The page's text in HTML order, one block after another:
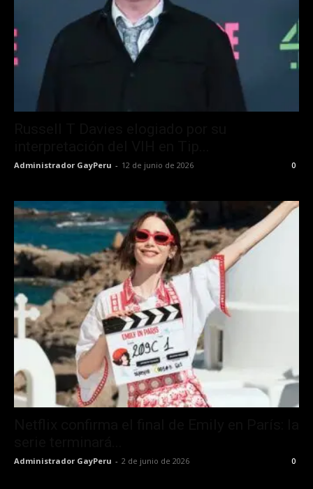
Administrador GayPeru - 12 de junio de 2026 0
Administrador GayPeru - 2 de junio de 2026 0